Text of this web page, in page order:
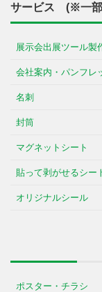
サービス (※一部
展示会出展ツール製
会社案内・パンフレ
名刺
封筒
マグネットシート
貼って剥がせるシー
オリジナルシール
ポスター・チラシ